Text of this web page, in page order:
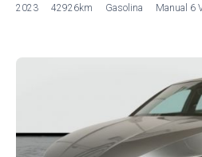
2023 42926km Gasolina Manual 6